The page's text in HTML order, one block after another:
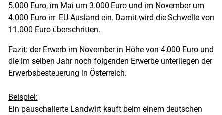
5.000 Euro, im Mai um 3.000 Euro und im November um
4.000 Euro im EU-Ausland ein. Damit wird die Schwelle von
11.000 Euro überschritten.
Fazit: der Erwerb im November in Höhe von 4.000 Euro und
die im selben Jahr noch folgenden Erwerbe unterliegen der
Erwerbsbesteuerung in Österreich.
Beispiel:
Ein pauschalierte Landwirt kauft beim einem deutschen